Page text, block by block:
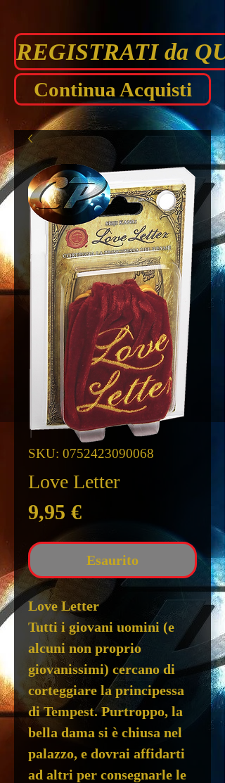
REGISTRATI da
Continua Acquisti
SKU: 0752423090068
Love Letter
9,95 €Prezzo
Esaurito
Love Letter
Tutti i giovani uomini (e
alcuni non proprio
giovanissimi) cercano di
corteggiare la principessa
di Tempest. Purtroppo, la
bella dama si è chiusa nel
palazzo, e dovrai affidarti
ad altri per consegnarle le